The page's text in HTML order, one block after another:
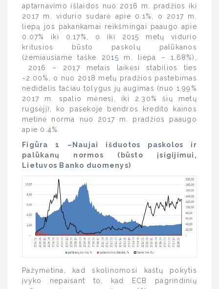
aptarnavimo išlaidos nuo 2016 m. pradžios iki
2017 m. vidurio sudarė apie 0.1%, o 2017 m.
liepą jos pakankamai reikšmingai paaugo apie
0.07% iki 0.17%, o iki 2015 metų vidurio
kritusios būsto paskolų palūkanos
(žemiausiame taške 2015 m. liepa – 1.68%),
2016 – 2017 metais laikėsi stabilios ties
~2.00%, o nuo 2018 metų pradžios pastebimas
nedidelis tačiau tolygus jų augimas (nuo 1.99%
2017 m. spalio mėnesį, iki 2.30% šių metų
rugsėjį), ko pasekoje bendros kredito kainos
metinė norma nuo 2017 m. pradžios paaugo
apie 0.4%.
Figūra 1 –Naujai išduotos paskolos ir
palūkanų normos (būsto įsigijimui,
Lietuvos Banko duomenys)
Pažymėtina, kad skolinomosi kaštų pokytis
įvyko nepaisant to, kad ECB pagrindinių